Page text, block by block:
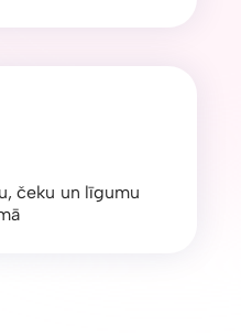
čeku un līgumu